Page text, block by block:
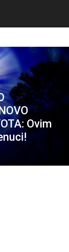
Ovim